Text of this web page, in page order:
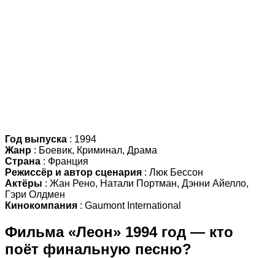
Год выпуска : 1994
Жанр : Боевик, Криминал, Драма
Страна : Франция
Режиссёр и автор сценария : Люк Бессон
Актёры : Жан Рено, Натали Портман, Дэнни Айелло,
Гэри Олдмен
Кинокомпания : Gaumont International
Фильма «Леон» 1994 год — кто
поёт финальную песню?